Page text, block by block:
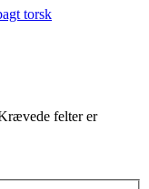
torsk
felter er